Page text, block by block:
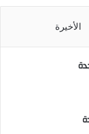
الأخيرة